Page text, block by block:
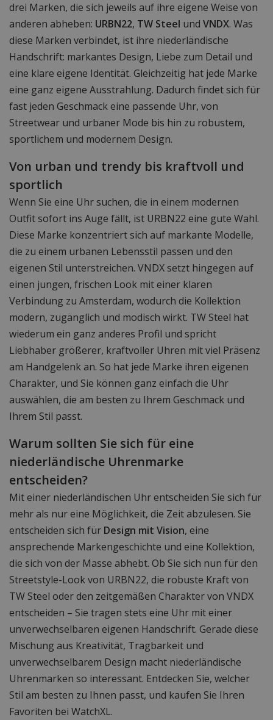
drei Marken, die sich jeweils auf ihre eigene Weise von
anderen abheben: URBN22, TW Steel und VNDX. Was
diese Marken verbindet, ist ihre niederländische
Handschrift: markantes Design, Liebe zum Detail und
eine klare eigene Identität. Gleichzeitig hat jede Marke
eine ganz eigene Ausstrahlung. Dadurch findet sich für
fast jeden Geschmack eine passende Uhr, von
Streetwear und urbaner Mode bis hin zu robustem,
sportlichem und modernem Design.
Von urban und trendy bis kraftvoll und
sportlich
Wenn Sie eine Uhr suchen, die in einem modernen
Outfit sofort ins Auge fällt, ist URBN22 eine gute Wahl.
Diese Marke konzentriert sich auf markante Modelle,
die zu einem urbanen Lebensstil passen und den
eigenen Stil unterstreichen. VNDX setzt hingegen auf
einen jungen, frischen Look mit einer klaren
Verbindung zu Amsterdam, wodurch die Kollektion
modern, zugänglich und modisch wirkt. TW Steel hat
wiederum ein ganz anderes Profil und spricht
Liebhaber größerer, kraftvoller Uhren mit viel Präsenz
am Handgelenk an. So hat jede Marke ihren eigenen
Charakter, und Sie können ganz einfach die Uhr
auswählen, die am besten zu Ihrem Geschmack und
Ihrem Stil passt.
Warum sollten Sie sich für eine
niederländische Uhrenmarke
entscheiden?
Mit einer niederländischen Uhr entscheiden Sie sich für
mehr als nur eine Möglichkeit, die Zeit abzulesen. Sie
entscheiden sich für Design mit Vision, eine
ansprechende Markengeschichte und eine Kollektion,
die sich von der Masse abhebt. Ob Sie sich nun für den
Streetstyle-Look von URBN22, die robuste Kraft von
TW Steel oder den zeitgemäßen Charakter von VNDX
entscheiden – Sie tragen stets eine Uhr mit einer
unverwechselbaren eigenen Handschrift. Gerade diese
Mischung aus Kreativität, Tragbarkeit und
unverwechselbarem Design macht niederländische
Uhrenmarken so interessant. Entdecken Sie, welcher
Stil am besten zu Ihnen passt, und kaufen Sie Ihren
Favoriten bei WatchXL.